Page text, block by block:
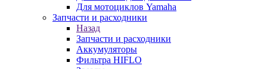
Для мотоциклов Yamaha
Запчасти и расходники
Назад
Запчасти и расходники
Аккумуляторы
Фильтра HIFLO